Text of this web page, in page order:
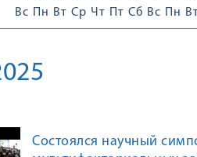
Вс Пн Вт Ср Чт Пт Сб Вс Пн
Состоялся научный